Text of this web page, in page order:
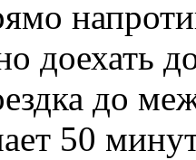
доехать
до
50